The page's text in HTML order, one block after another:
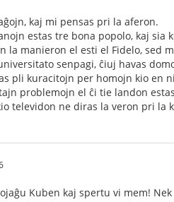
kaj mi pensas pri la aferon.
estas tre bona popolo, kaj sia
la manieron el esti el Fidelo, sed
senpagi, ĉiuj havas
pli kuracitojn per homojn kio en
problemojn el ĉi tie landon
televidon ne diras la veron pri la
Kuben kaj spertu vi mem!